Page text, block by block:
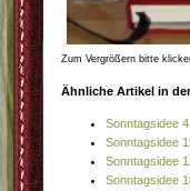
Zum Vergrößern bitte
Ähnliche Artikel in
Sonntagsidee
Sonntagsidee
Sonntagsidee
Sonntagsidee